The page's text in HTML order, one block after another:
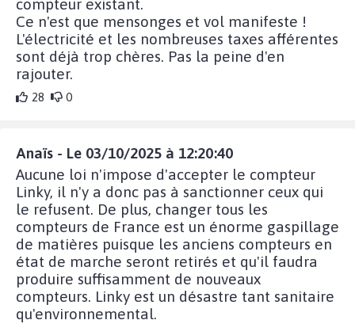
compteur existant.
Ce n'est que mensonges et vol manifeste !
L'électricité et les nombreuses taxes afférentes
sont déjà trop chères. Pas la peine d'en
rajouter.
28 0
Anaïs - Le 03/10/2025 à 12:20:40
Aucune loi n'impose d'accepter le compteur
Linky, il n'y a donc pas à sanctionner ceux qui
le refusent. De plus, changer tous les
compteurs de France est un énorme gaspillage
de matières puisque les anciens compteurs en
état de marche seront retirés et qu'il faudra
produire suffisamment de nouveaux
compteurs. Linky est un désastre tant sanitaire
qu'environnemental.